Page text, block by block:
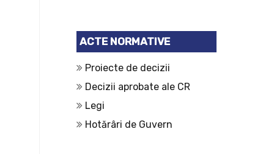
ACTE NORMATIVE
Proiecte de decizii
Decizii aprobate ale CR
Legi
Hotărâri de Guvern